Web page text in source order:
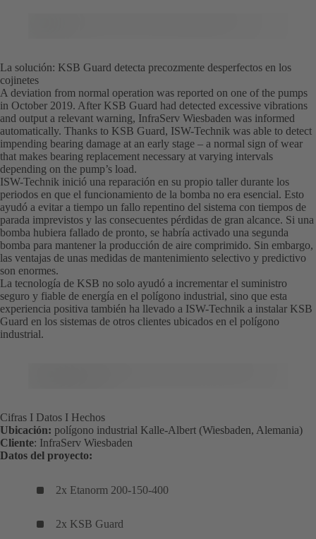
La solución: KSB Guard detecta precozmente desperfectos en los
cojinetes
A deviation from normal operation was reported on one of the pumps
in October 2019. After KSB Guard had detected excessive vibrations
and output a relevant warning, InfraServ Wiesbaden was informed
automatically. Thanks to KSB Guard, ISW-Technik was able to detect
impending bearing damage at an early stage – a normal sign of wear
that makes bearing replacement necessary at varying intervals
depending on the pump’s load.
ISW-Technik inició una reparación en su propio taller durante los
periodos en que el funcionamiento de la bomba no era esencial. Esto
ayudó a evitar a tiempo un fallo repentino del sistema con tiempos de
parada imprevistos y las consecuentes pérdidas de gran alcance. Si una
bomba hubiera fallado de pronto, se habría activado una segunda
bomba para mantener la producción de aire comprimido. Sin embargo,
las ventajas de unas medidas de mantenimiento selectivo y predictivo
son enormes.
La tecnología de KSB no solo ayudó a incrementar el suministro
seguro y fiable de energía en el polígono industrial, sino que esta
experiencia positiva también ha llevado a ISW-Technik a instalar KSB
Guard en los sistemas de otros clientes ubicados en el polígono
industrial.
Cifras I Datos I Hechos
Ubicación: polígono industrial Kalle-Albert (Wiesbaden, Alemania)
Cliente: InfraServ Wiesbaden
Datos del proyecto:
2x Etanorm 200-150-400
2x KSB Guard